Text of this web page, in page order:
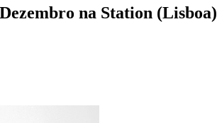
na Station (Lisboa)